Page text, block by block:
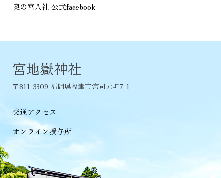
奥の宮八社 公式facebook
宮地嶽神社
〒811-3309 福岡県福津市宮司元町7-1
交通アクセス
オンライン授与所